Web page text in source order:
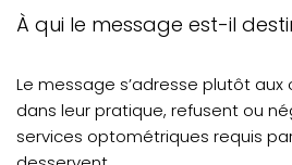
À qui le message est-il
Le message s’adresse plutôt
dans leur pratique, refusent ou
services optométriques requis